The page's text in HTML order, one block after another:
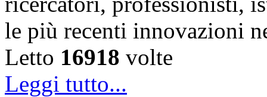
le più recenti innovazioni
Letto 16918 volte
Leggi tutto...